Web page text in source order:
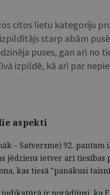
citos lietu kategoriju
starp abām
puses, gan arī no
izpildē, kā arī par
aspekti
– Sa­tversme) 92.
jēdziens ietver arī
kas tiesā "panākusi